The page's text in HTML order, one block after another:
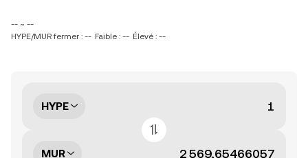
-- ~ --
HYPE/MUR fermer : -- Faible : -- Élevé : --
HYPE
MUR